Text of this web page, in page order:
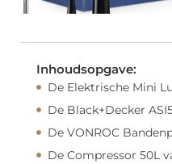
Inhoudsopgave:
De Elektrische Mini
De Black+Decker
De VONROC
De Compressor 50L